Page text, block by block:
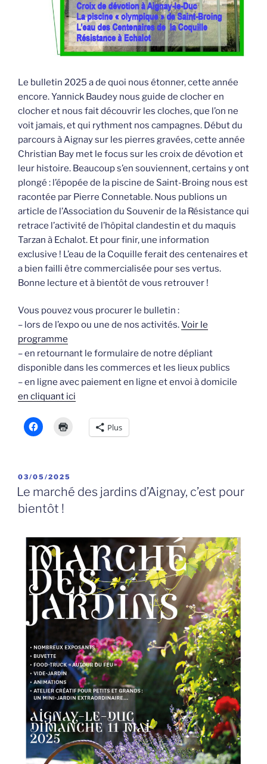
Le bulletin 2025 a de quoi nous étonner, cette année
encore. Yannick Baudey nous guide de clocher en
clocher et nous fait découvrir les cloches, que l’on ne
voit jamais, et qui rythment nos campagnes. Début du
parcours à Aignay sur les pierres gravées, cette année
Christian Bay met le focus sur les croix de dévotion et
leur histoire. Beaucoup s’en souviennent, certains y ont
plongé : l’épopée de la piscine de Saint-Broing nous est
racontée par Pierre Connetable. Nous publions un
article de l’Association du Souvenir de la Résistance qui
retrace l’activité de l’hôpital clandestin et du maquis
Tarzan à Echalot. Et pour finir, une information
exclusive ! L’eau de la Coquille ferait des centenaires et
a bien failli être commercialisée pour ses vertus.
Bonne lecture et à bientôt de vous retrouver !
Vous pouvez vous procurer le bulletin :
– lors de l’expo ou une de nos activités.Voir le
programme
– en retournant le formulaire de notre dépliant
disponible dans les commerces et les lieux publics
– en ligne avec paiement en ligne et envoi à domicile
en cliquant ici
Plus
PUBLIÉ
LE
03/05/2025
Le marché des jardins d’Aignay, c’est pour
bientôt !